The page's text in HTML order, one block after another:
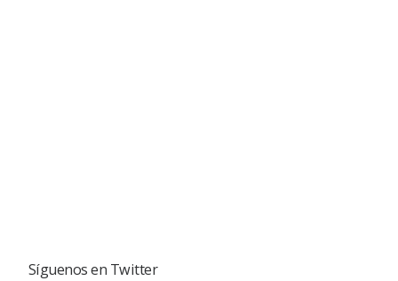
Síguenos en Twitter